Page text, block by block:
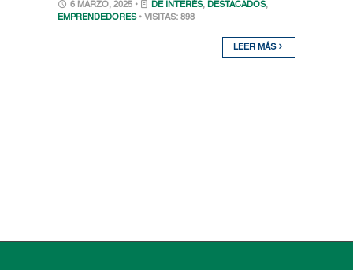
6 MARZO, 2025 • DE INTERÉS, DESTACADOS,
EMPRENDEDORES • VISITAS: 898
LEER MÁS